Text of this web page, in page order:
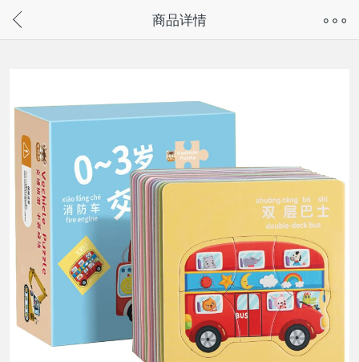
请通过微信或支付宝搜“奇兔客小程序”访问
商品详情